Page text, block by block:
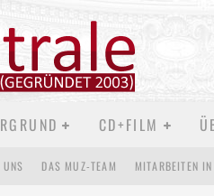
CD+FILM
DAS MUZ-TEAM MITARBEITEN